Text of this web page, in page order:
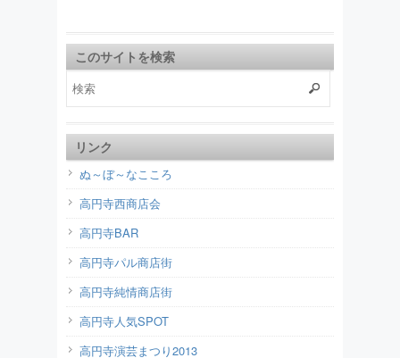
このサイトを検索
リンク
ぬ～ぼ～なこころ
高円寺西商店会
高円寺BAR
高円寺パル商店街
高円寺純情商店街
高円寺人気SPOT
高円寺演芸まつり2013